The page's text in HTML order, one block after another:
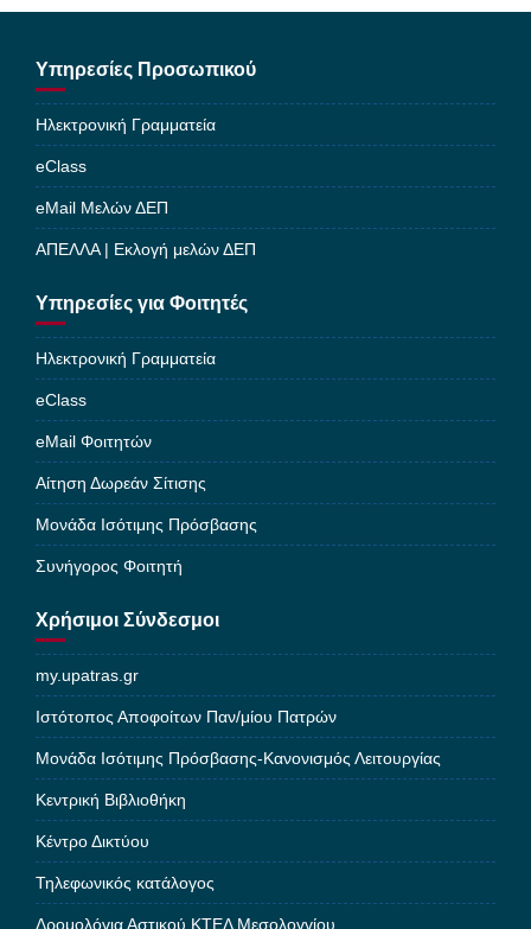
Υπηρεσίες Προσωπικού
Ηλεκτρονική Γραμματεία
eClass
eMail Μελών ΔΕΠ
ΑΠΕΛΛΑ | Εκλογή μελών ΔΕΠ
Υπηρεσίες για Φοιτητές
Ηλεκτρονική Γραμματεία
eClass
eMail Φοιτητών
Αίτηση Δωρεάν Σίτισης
Μονάδα Ισότιμης Πρόσβασης
Συνήγορος Φοιτητή
Χρήσιμοι Σύνδεσμοι
my.upatras.gr
Ιστότοπος Αποφοίτων Παν/μίου Πατρών
Μονάδα Ισότιμης Πρόσβασης-Κανονισμός Λειτουργίας
Κεντρική Βιβλιοθήκη
Κέντρο Δικτύου
Τηλεφωνικός κατάλογος
Δρομολόγια Αστικού ΚΤΕΛ Μεσολογγίου